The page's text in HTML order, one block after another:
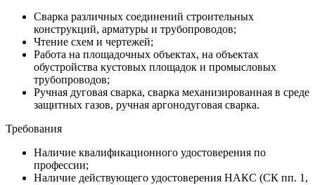
Сварка различных соединений строительных
конструкций, арматуры и трубопроводов;
Чтение схем и чертежей;
Работа на площадочных объектах, на объектах
обустройства кустовых площадок и промысловых
трубопроводов;
Ручная дуговая сварка, сварка механизированная в среде
защитных газов, ручная аргонодуговая сварка.
Требования
Наличие квалификационного удостоверения по
профессии;
Наличие действующего удостоверения НАКС (СК пп. 1,